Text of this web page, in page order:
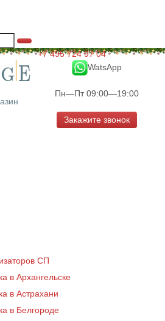
+7 495 724 97 04
WatsApp
Пн—Пт 09:00—19:00
Закажите звонок
СП
в Архангельске
в Астрахани
в Белгороде